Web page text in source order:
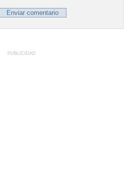
PUBLICIDAD